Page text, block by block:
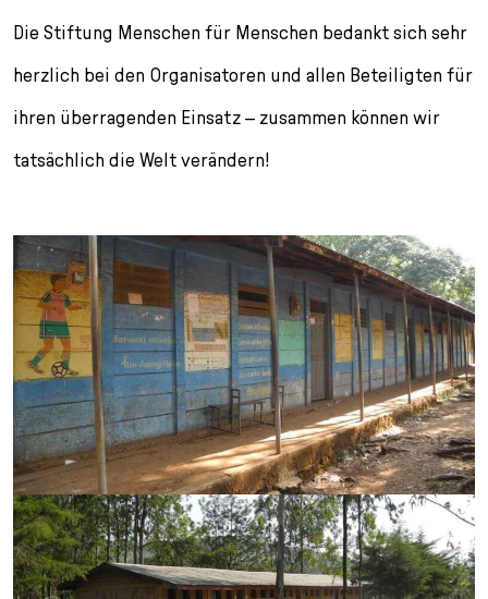
Die Stiftung Menschen für Menschen bedankt sich sehr
herzlich bei den Organisatoren und allen Beteiligten für
ihren überragenden Einsatz – zusammen können wir
tatsächlich die Welt verändern!